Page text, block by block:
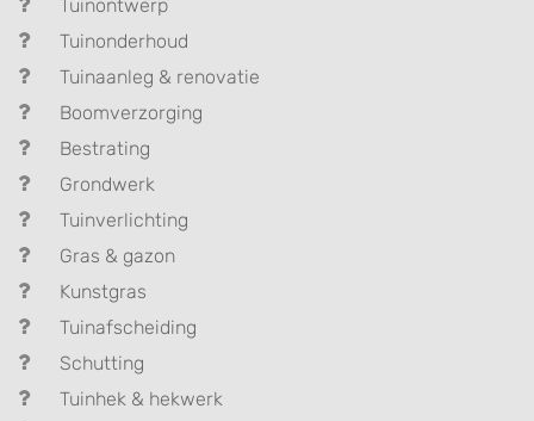
Tuinontwerp
Tuinonderhoud
Tuinaanleg & renovatie
Boomverzorging
Bestrating
Grondwerk
Tuinverlichting
Gras & gazon
Kunstgras
Tuinafscheiding
Schutting
Tuinhek & hekwerk